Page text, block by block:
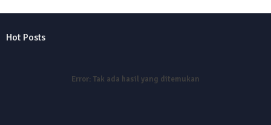
Hot Posts
Error: Tak ada hasil yang ditemukan